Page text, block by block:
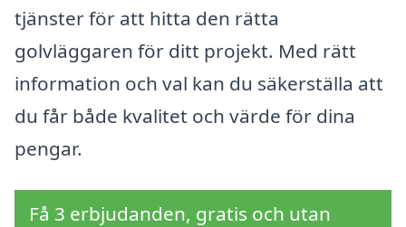
tjänster för att hitta den rätta
golvläggaren för ditt projekt. Med rätt
information och val kan du säkerställa att
du får både kvalitet och värde för dina
pengar.
Få 3 erbjudanden, gratis och utan